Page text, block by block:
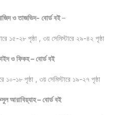
ও তাজভিদ- বোর্ড বই–
১৫-২৮ পৃষ্ঠা , ৩য় সেমিস্টারে ২৯-৪২ পৃষ্ঠা
ও ফিকহ – বোর্ড বই
১০-১৮ পৃষ্ঠা , ৩য় সেমিস্টারে ১৯-২৭ পৃষ্ঠা
আরাবিয়্যাহ – বোর্ড বই